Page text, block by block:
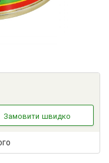
Замовити швидко